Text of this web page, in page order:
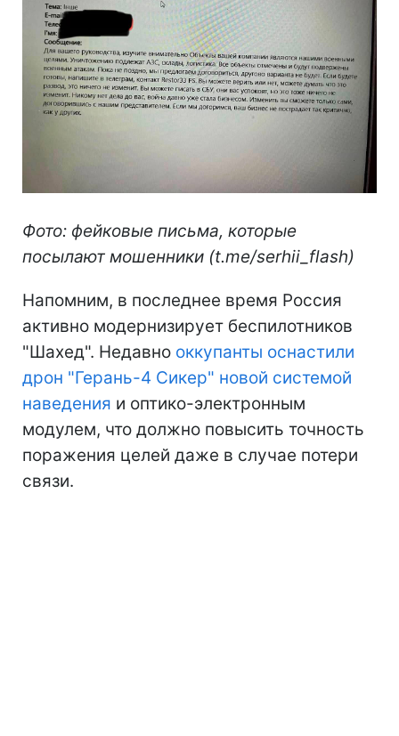
Фото: фейковые письма, которые
посылают мошенники (t.me/serhii_flash)
Напомним, в последнее время Россия
активно модернизирует беспилотников
"Шахед". Недавно оккупанты оснастили
дрон "Герань-4 Сикер" новой системой
наведения и оптико-электронным
модулем, что должно повысить точность
поражения целей даже в случае потери
связи.